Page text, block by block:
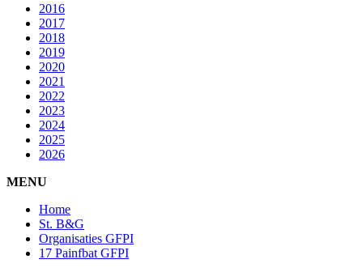
2016
2017
2018
2019
2020
2021
2022
2023
2024
2025
2026
MENU
Home
St. B&G
Organisaties GFPI
17 Painfbat GFPI